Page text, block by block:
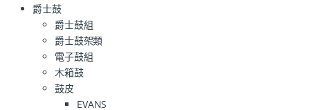
爵士鼓
爵士鼓組
爵士鼓架類
電子鼓組
木箱鼓
鼓皮
EVANS